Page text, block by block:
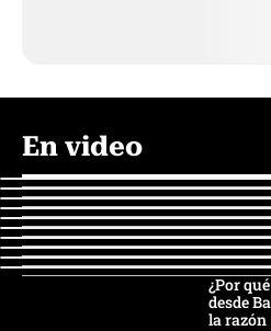
En video
¿Por
desde
la razón